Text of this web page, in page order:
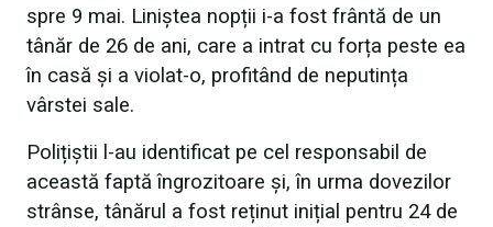
spre 9 mai. Liniștea nopții i-a fost frântă de un
tânăr de 26 de ani, care a intrat cu forța peste ea
în casă și a violat-o, profitând de neputința
vârstei sale.
Polițiștii l-au identificat pe cel responsabil de
această faptă îngrozitoare și, în urma dovezilor
strânse, tânărul a fost reținut inițial pentru 24 de